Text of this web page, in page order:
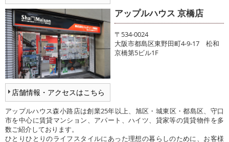
店舗情報・アクセスはこちら
アップルハウス 京橋店
〒534-0024
大阪市都島区東野田町4-9-17 松和
京橋第5ビル1F
アップルハウス森小路店は創業25年以上、旭区・城東区・都島区、守口
市を中心に賃貸マンション、アパート、ハイツ、貸家等の賃貸物件を多
数ご紹介しております。
ひとりひとりのライフスタイルにあった理想の暮らしのために、お客様